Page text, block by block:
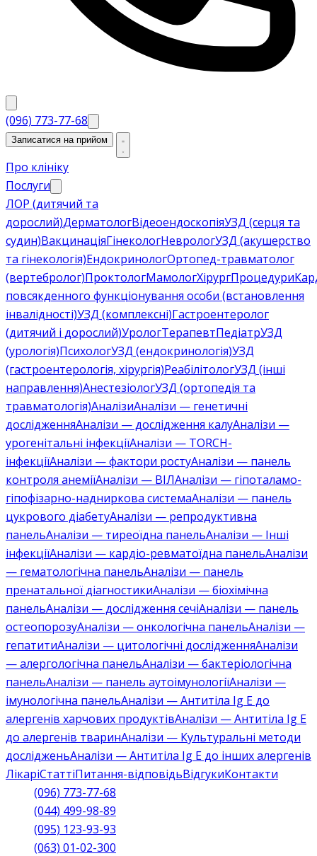
(096) 773-77-68
Записатися на прийом
Про клініку
Послуги
ЛОР (дитячий та
дорослий)ДерматологВідеоендоскопіяУЗД (серця та
судин)ВакцинаціяГінекологНеврологУЗД (акушерство
та гінекологія)ЕндокринологОртопед-травматолог
(вертебролог)ПроктологМамологХірургПроцедури
повсякденного функціонування особи (встановлення
інвалідності)УЗД (комплексні)Гастроентеролог
(дитячий і дорослий)УрологТерапевтПедіатрУЗД
(урологія)ПсихологУЗД (ендокринологія)УЗД
(гастроентерологія, хірургія)РеабілітологУЗД (інші
направлення)АнестезіологУЗД (ортопедія та
травматологія)АналізиАналізи — генетичні
дослідженняАналізи — дослідження калуАналізи —
урогенітальні інфекціїАналізи — TORCH-
інфекціїАналізи — фактори ростуАналізи — панель
контроля анеміїАналізи — ВІЛАналізи — гіпоталамо-
гіпофізарно-надниркова системаАналізи — панель
цукрового діабетуАналізи — репродуктивна
панельАналізи — тиреоїдна панельАналізи — Інші
інфекціїАналізи — кардіо-ревматоїдна панельАналізи
— гематологічна панельАналізи — панель
пренатальної діагностикиАналізи — біохімічна
панельАналізи — дослідження сечіАналізи — панель
остеопорозуАналізи — онкологічна панельАналізи —
гепатитиАналізи — цитологічні дослідженняАналізи
— алергологічна панельАналізи — бактеріологічна
панельАналізи — панель аутоімунологіїАналізи —
імунологічна панельАналізи — Антитіла Ig E до
алергенів харчових продуктівАналізи — Антитіла Ig E
до алергенів тваринАналізи — Культуральні методи
дослідженьАналізи — Антитіла Ig E до інших алергенів
ЛікаріСтаттіПитання-відповідьВідгукиКонтакти
(096) 773-77-68
(044) 499-98-89
(095) 123-93-93
(063) 01-02-300